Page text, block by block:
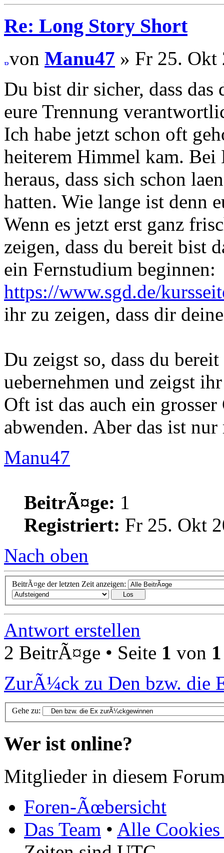
Re: Long Story Short
von Manu47 » Fr 25. Okt
Du bist dir sicher, dass
eure Trennung
Ich habe jetzt schon oft
heiterem Himmel kam. Bei
heraus, dass sich schon
hatten. Wie lange ist denn
Wenn es jetzt erst ganz
zeigen, dass du bereit bist
ein Fernstudium beginnen:
https://www.sgd.de/
ihr zu zeigen, dass dir
Du zeigst so, dass du
uebernehmen und zeigst
Oft ist das auch ein
abwenden. Aber das ist
Manu47
BeitrÃ¤ge: 1
Registriert: Fr 25. Okt
Nach oben
BeitrÃ¤ge der letzten Zeit anzeigen:
Antwort erstellen
2 BeitrÃ¤ge • Seite 1 von 1
ZurÃ¼ck zu Den bzw. die
Gehe zu:
Wer ist online?
Mitglieder in diesem
Foren-Ãœbersicht
Das Team • Alle Cookies